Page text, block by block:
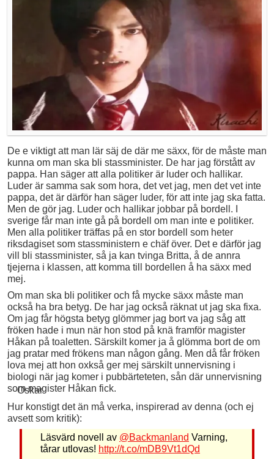
De e viktigt att man lär säj de där me säxx, för de måste man
kunna om man ska bli stassminister. De har jag förstått av
pappa. Han säger att alla politiker är luder och hallikar.
Luder är samma sak som hora, det vet jag, men det vet inte
pappa, det är därför han säger luder, för att inte jag ska fatta.
Men de gör jag. Luder och hallikar jobbar på bordell. I
sverige får man inte gå på bordell om man inte e politiker.
Men alla politiker träffas på en stor bordell som heter
riksdagiset som stassministern e chäf över. Det e därför jag
vill bli stassminister, så ja kan tvinga Britta, å de annra
tjejerna i klassen, att komma till bordellen å ha säxx med
mej.
Om man ska bli politiker och få mycke säxx måste man
också ha bra betyg. De har jag också räknat ut jag ska fixa.
Om jag får högsta betyg glömmer jag bort va jag såg att
fröken hade i mun när hon stod på knä framför magister
Håkan på toaletten. Särskilt komer ja å glömma bort de om
jag pratar med frökens man någon gång. Men då får fröken
lova mej att hon oxkså ger mej särskilt unnervisning i
biologi när jag komer i pubbärteteten, sån där unnervisning
som magister Håkan fick.
Oskar
Hur konstigt det än må verka, inspirerad av denna (och ej
avsett som kritik):
Läsvärd novell av @Backmanland Varning,
tårar utlovas! http://t.co/mDB9Vt1dQd